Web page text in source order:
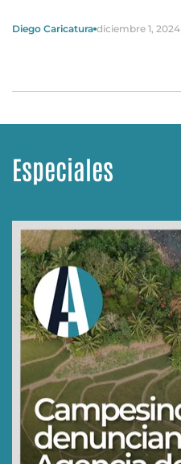
Diego Caricatura diciembre 1, 2024
Especiales